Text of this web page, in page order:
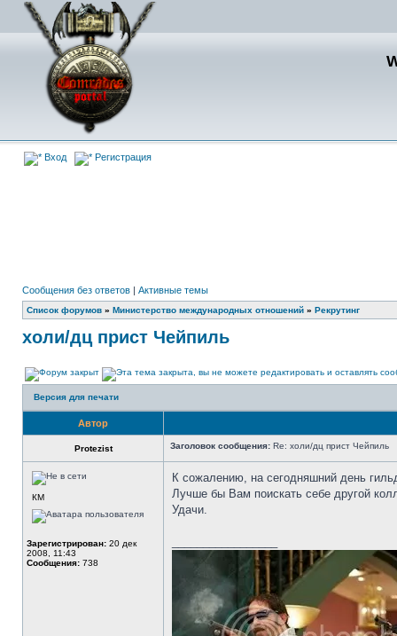
Вход Регистрация
Сообщения без ответов | Активные темы
Список форумов » Министерство международных отношений » Рекрутинг
холи/дц прист Чейпиль
Версия для печати
Автор
Protezist Заголовок сообщения: Re: холи/дц прист Чейпиль
КМ
Зарегистрирован: 20 дек
2008, 11:43
Сообщения: 738
К сожалению, на сегодняшний день
Лучше бы Вам поискать себе другой
Удачи.